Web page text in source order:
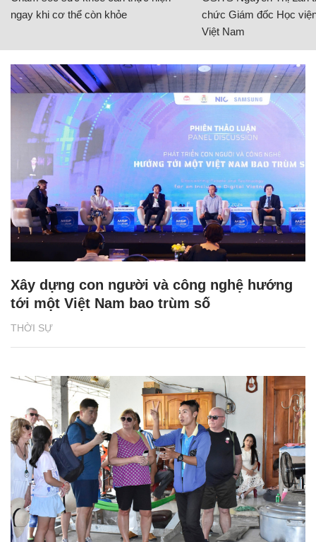
ngay khi cơ thể còn khỏe
chức Giám đốc Học
Việt Nam
THỜI SỰ
Xây dựng con người và công nghệ hướng
tới một Việt Nam bao trùm số